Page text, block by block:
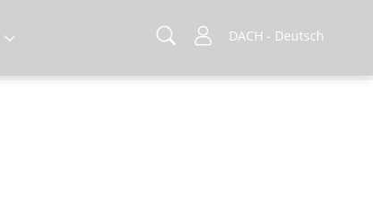
DACH - Deutsch